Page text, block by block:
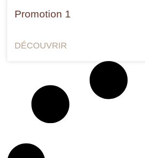
Promotion 1
DÉCOUVRIR